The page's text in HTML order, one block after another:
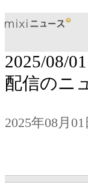
2025/08/
配信のニ
2025年08月